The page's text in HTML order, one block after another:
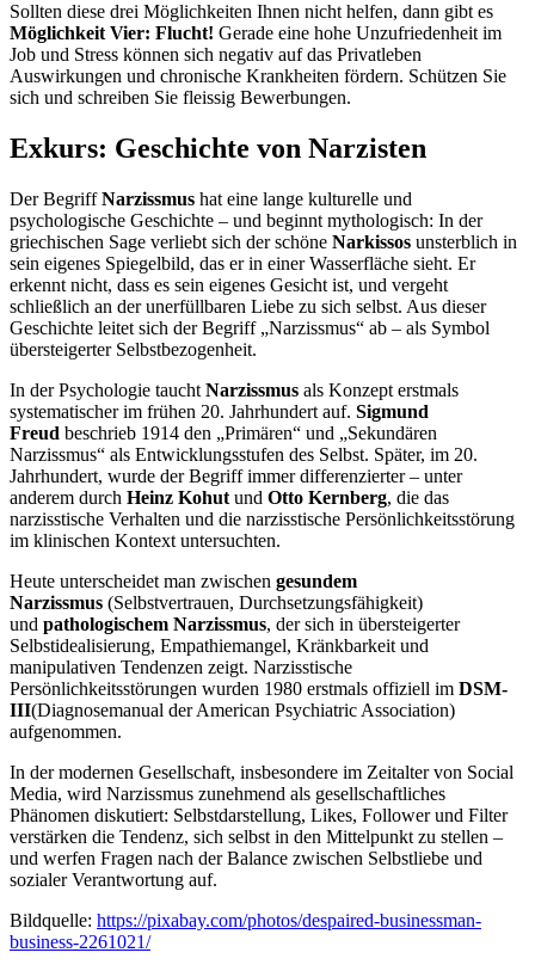
Sollten diese drei Möglichkeiten Ihnen nicht helfen, dann gibt es
Möglichkeit Vier: Flucht! Gerade eine hohe Unzufriedenheit im
Job und Stress können sich negativ auf das Privatleben
Auswirkungen und chronische Krankheiten fördern. Schützen Sie
sich und schreiben Sie fleissig Bewerbungen.
Exkurs: Geschichte von Narzisten
Der BegriffNarzissmus hat eine lange kulturelle und
psychologische Geschichte – und beginnt mythologisch: In der
griechischen Sage verliebt sich der schöne Narkissos unsterblich in
sein eigenes Spiegelbild, das er in einer Wasserfläche sieht. Er
erkennt nicht, dass es sein eigenes Gesicht ist, und vergeht
schließlich an der unerfüllbaren Liebe zu sich selbst. Aus dieser
Geschichte leitet sich der Begriff „Narzissmus“ ab – als Symbol
übersteigerter Selbstbezogenheit.
In der Psychologie taucht Narzissmus als Konzept erstmals
systematischer im frühen 20. Jahrhundert auf. Sigmund
Freud beschrieb 1914 den „Primären“ und „Sekundären
Narzissmus“ als Entwicklungsstufen des Selbst. Später, im 20.
Jahrhundert, wurde der Begriff immer differenzierter – unter
anderem durch Heinz Kohut und Otto Kernberg, die das
narzisstische Verhalten und die narzisstische Persönlichkeitsstörung
im klinischen Kontext untersuchten.
Heute unterscheidet man zwischen gesundem
Narzissmus (Selbstvertrauen, Durchsetzungsfähigkeit)
und pathologischem Narzissmus, der sich in übersteigerter
Selbstidealisierung, Empathiemangel, Kränkbarkeit und
manipulativen Tendenzen zeigt. Narzisstische
Persönlichkeitsstörungen wurden 1980 erstmals offiziell im DSM-
III(Diagnosemanual der American Psychiatric Association)
aufgenommen.
In der modernen Gesellschaft, insbesondere im Zeitalter von Social
Media, wird Narzissmus zunehmend als gesellschaftliches
Phänomen diskutiert: Selbstdarstellung, Likes, Follower und Filter
verstärken die Tendenz, sich selbst in den Mittelpunkt zu stellen –
und werfen Fragen nach der Balance zwischen Selbstliebe und
sozialer Verantwortung auf.
Bildquelle: https://pixabay.com/photos/despaired-businessman-
business-2261021/